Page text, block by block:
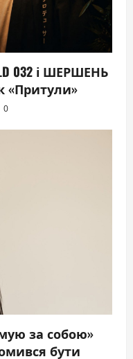
032 і ШЕРШЕНЬ
«Притули»
0
за собою»
бути